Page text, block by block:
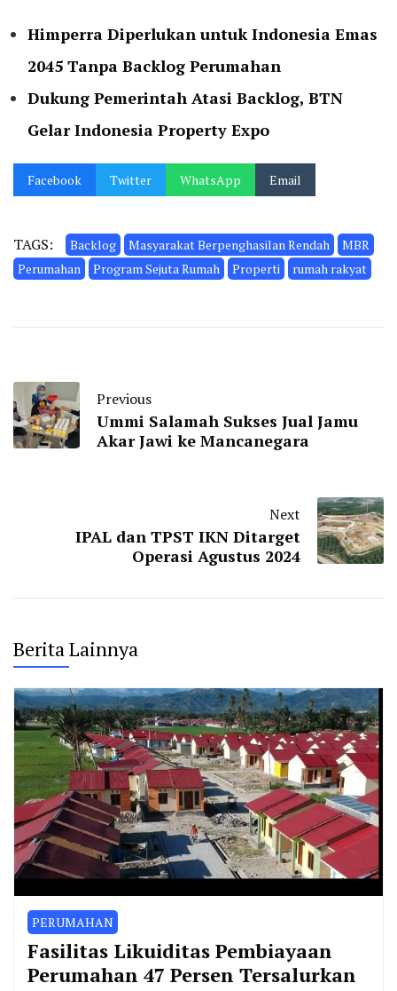
Himperra Diperlukan untuk Indonesia Emas
2045 Tanpa Backlog Perumahan
Dukung Pemerintah Atasi Backlog, BTN
Gelar Indonesia Property Expo
Facebook Twitter WhatsApp Email
TAGS: Backlog Masyarakat Berpenghasilan Rendah
MBR
Perumahan
Program Sejuta Rumah Properti rumah rakyat
Previous
Ummi Salamah Sukses Jual Jamu
Akar Jawi ke Mancanegara
Next
IPAL dan TPST IKN Ditarget
Operasi Agustus 2024
Berita Lainnya
PERUMAHAN
Fasilitas Likuiditas Pembiayaan
Perumahan 47 Persen Tersalurkan